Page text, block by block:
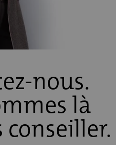
nous.
là